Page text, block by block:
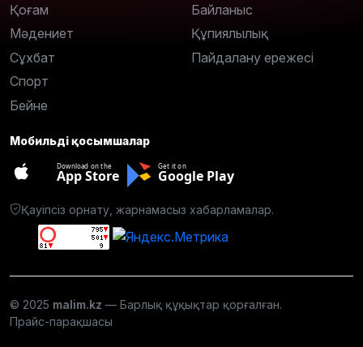
Қоғам
Мәдениет
Сұхбат
Спорт
Бейне
Байланыс
Құпиялылық
Пайдалану ережесі
Мобильді қосымшалар
Download on the
App Store
Get it on
Google Play
Қауіпсіз орнату, жарнамасыз хабарламалар.
© 2025 malim.kz — Барлық құқықтар қорғалған.
Прайс-парақшасы